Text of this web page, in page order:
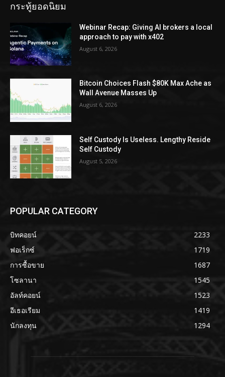
กระทู้ยอดนิยม
Webinar Recap: Giving AI brokers a local
approach to pay with x402
August 6, 2026
Bitcoin Choices Flash $80K Max Ache as
Wall Avenue Masses Up
August 6, 2026
Self Custody Is Useless. Lengthy Reside
Self Custody
August 5, 2026
POPULAR CATEGORY
บิทคอยน์
2233
ฟอเร็กซ์
1719
การซื้อขาย
1687
โซลานา
1545
อัลท์คอยน์
1523
อีเธอเรียม
1419
นักลงทุน
1294